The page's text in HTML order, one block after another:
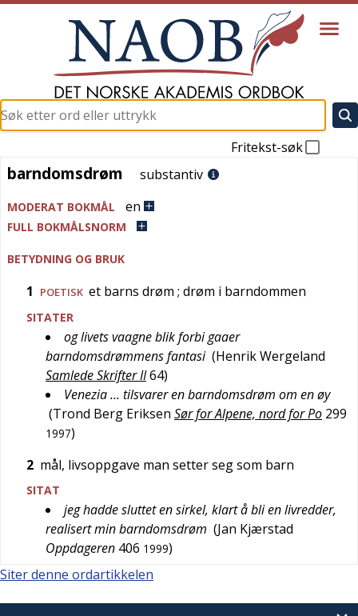
Fritekst-søk
barndomsdrøm
barndomsdrøm substantiv
MODERAT BOKMÅL en
FULL BOKMÅLSNORM
BETYDNING OG BRUK
1 POETISK et barns drøm ; drøm i barndommen
SITATER
og livets vaagne blik forbi gaaer
barndomsdrømmens fantasi (Henrik Wergeland
Samlede Skrifter II64)
Venezia … tilsvarer en barndomsdrøm om en øy
(Trond Berg Eriksen Sør for Alpene, nord for Po 299
1997)
2 mål, livsoppgave man setter seg som barn
SITAT
jeg hadde sluttet en sirkel, klart å bli en livredder,
realisert min barndomsdrøm (Jan Kjærstad
Oppdageren 406 1999)
Siter denne ordartikkelen